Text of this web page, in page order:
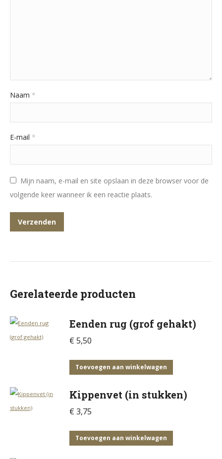
Naam *
E-mail *
Mijn naam, e-mail en site opslaan in deze browser voor de
volgende keer wanneer ik een reactie plaats.
Gerelateerde producten
Eenden rug (grof gehakt)
€ 5,50
Toevoegen aan winkelwagen
Kippenvet (in stukken)
€ 3,75
Toevoegen aan winkelwagen